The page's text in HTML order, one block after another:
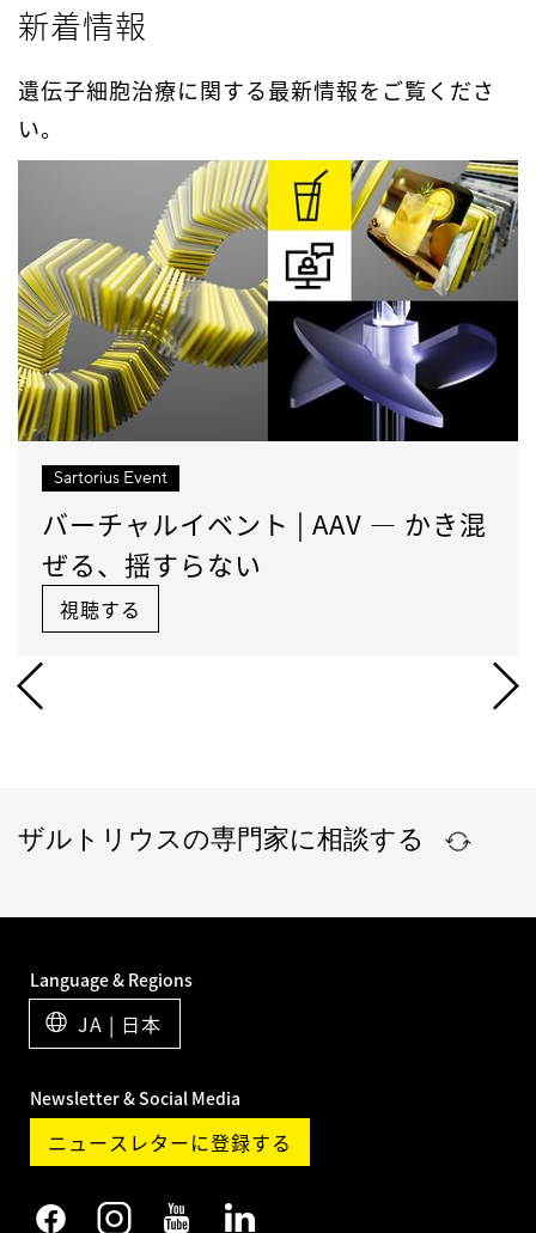
新着情報
遺伝子細胞治療に関する最新情報をご覧くださ
い。
Sartorius Event
バーチャルイベント | AAV — かき混
ぜる、揺すらない
視聴する
ザルトリウスの専門家に相談する
Language & Regions
JA | 日本
Newsletter & Social Media
ニュースレターに登録する